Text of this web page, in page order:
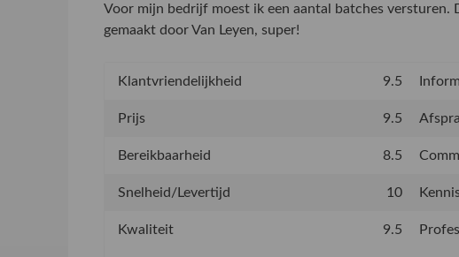
Voor mijn bedrijf moest ik een aantal batches versturen.
gemaakt door Van Leyen, super!
Klantvriendelijkheid 9.5
Prijs 9.5
Bereikbaarheid 8.5
Snelheid/Levertijd 10
Kwaliteit 9.5